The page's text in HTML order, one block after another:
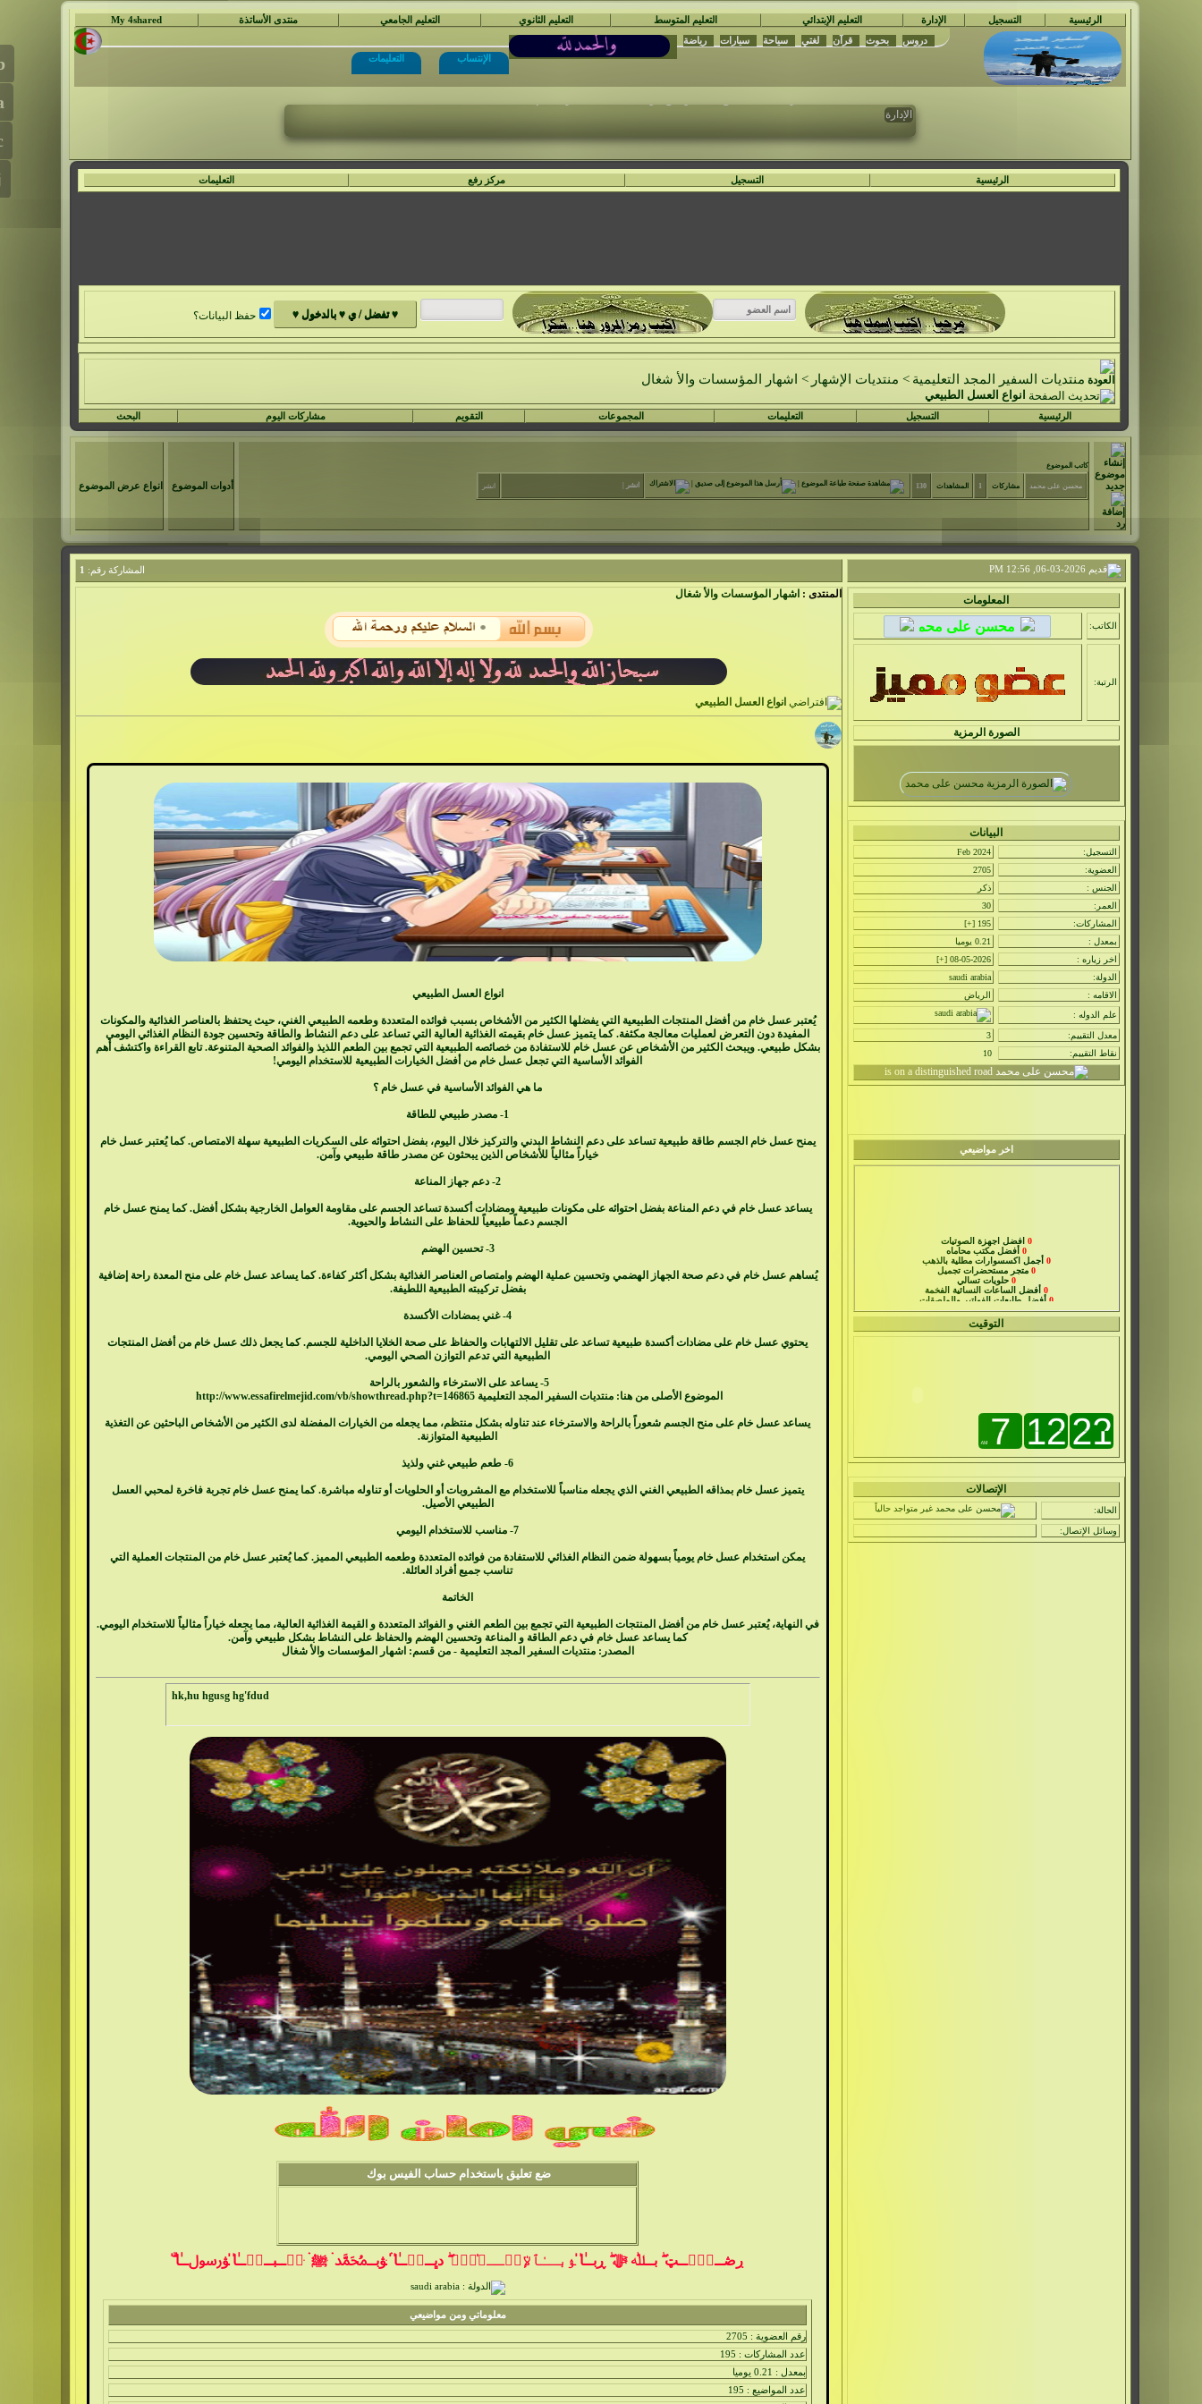
الرئيسية التسجيل الإدارة التعليم الإبتدائي التعليم المتوسط التعليم الثانوي التعليم الجامعي منتدى الأساتذة My 4shared
دروس بحوث قرآن لغتي سياحة سيارات
رياضة
الإنتساب
التعليمات
الإدارة
مُنْتَدَيَات السَّفِير الْمُجِدّ التَّعْلِيمِيَّة
المراقبة العامة..يمنع كتابة مواضيع حول ما يسمى بتفسير الأحلام
الرئيسية التسجيل مركز رفع التعليمات
حفظ البيانات؟
منتديات السفير المجد التعليمية > منتديات الإشهار > اشهار المؤسسات والأ شغال
انواع العسل الطبيعي
الرئيسية التسجيل التعليمات المجموعات التقويم مشاركات اليوم البحث
كاتب الموضوع
محسن على محمد مشاركات 1 المشاهدات 130
| انشر انشر أدوات الموضوع انواع عرض الموضوع
المشاركة رقم: 1
المعلومات
الكاتب:
الرتبة:
الصورة الرمزية
البيانات
التسجيل:
Feb 2024
العضوية:
2705
الجنس :
ذكر
العمر:
30
المشاركات:
195 [
+
]
بمعدل :
0.21 يوميا
اخر زياره :
08-05-2026 [
+
]
الدولة:
saudi arabia
الاقامه :
الرياض
علم الدوله :
معدل التقييم:
3
نقاط التقييم:
10
اخر مواضيعي
أجمل اكسسوارات مطلية بالذهب
متجر مستحضرات تجميل
0 حلويات تسالي
أفضل الساعات النسائية الفخمة
أفضل طابعات الفواتير والملصقات
0 صيانة الابواب الاوتوماتيكية
0 خدمات السيارات
التوقيت
الإتصالات
الحالة:
وسائل الإتصال:
المنتدى : اشهار المؤسسات والأ شغال
انواع العسل الطبيعي
انواع العسل الطبيعي
يُعتبر عسل خام من أفضل المنتجات الطبيعية التي يفضلها الكثير من الأشخاص بسبب فوائده المتعددة وطعمهالطبيعيالغني، حيث يحتفظ بالعناصر الغذائية والمكونات
المفيدة دون التعرض لعمليات معالجة مكثفة. كما يتميز عسل خام بقيمته الغذائية العالية التي تساعد على دعم النشاط والطاقة وتحسين جودة النظام الغذائي اليومي
بشكل طبيعي. ويبحث الكثير من الأشخاص عن عسل خام للاستفادة من خصائصه الطبيعية التي تجمع بين الطعم اللذيذ والفوائد الصحية المتنوعة. تابع القراءة واكتشف أهم
الفوائد الأساسية التي تجعل عسل خام من أفضل الخيارات الطبيعية للاستخدام اليومي!
ما هي الفوائد الأساسية في عسل خام ؟
1- مصدر طبيعي للطاقة
يمنح عسل خام الجسم طاقة طبيعية تساعد على دعم النشاط البدني والتركيز خلال اليوم، بفضل احتوائه على السكريات الطبيعية سهلة الامتصاص. كما يُعتبر عسل خام
خياراً مثالياً للأشخاص الذين يبحثون عن مصدر طاقة طبيعي وآمن.
2- دعم جهاز المناعة
يساعد عسل خام في دعم المناعة بفضل احتوائه على مكونات طبيعية ومضادات أكسدة تساعد الجسم على مقاومة العوامل الخارجية بشكل أفضل. كما يمنحعسل خام
الجسم دعماً طبيعياً للحفاظ على النشاط والحيوية.
3- تحسين الهضم
يُساهم عسل خام في دعم صحة الجهاز الهضمي وتحسين عملية الهضم وامتصاص العناصر الغذائية بشكل أكثر كفاءة. كما يساعد عسل خام على منح المعدة راحة إضافية
بفضل تركيبته الطبيعية اللطيفة.
4- غني بمضادات الأكسدة
يحتوي عسل خام على مضادات أكسدة طبيعية تساعد على تقليل الالتهابات والحفاظ على صحة الخلايا الداخلية للجسم. كما يجعل ذلك عسل خام من أفضل المنتجات
الطبيعية التي تدعم التوازن الصحي اليومي.
5- يساعد على الاسترخاء والشعور بالراحة
الموضوع الأصلى من هنا: منتديات السفير المجد التعليميةhttp://www.essafirelmejid.com/vb/showthread.php?t=146865
يساعد عسل خام على منح الجسم شعوراً بالراحة والاسترخاء عند تناوله بشكل منتظم، مما يجعله من الخيارات المفضلة لدى الكثير من الأشخاص الباحثين عن التغذية
الطبيعية المتوازنة.
6- طعم طبيعي غني ولذيذ
يتميز عسل خام بمذاقهالطبيعيالغني الذي يجعله مناسباً للاستخدام مع المشروبات أو الحلويات أو تناوله مباشرة. كما يمنح عسل خام تجربة فاخرة لمحبيالعسل
الطبيعيالأصيل.
7- مناسب للاستخدام اليومي
يمكن استخدام عسل خام يومياً بسهولة ضمن النظام الغذائي للاستفادة من فوائده المتعددة وطعمه الطبيعي المميز. كما يُعتبر عسل خام من المنتجات العملية التي
تناسب جميع أفراد العائلة.
الخاتمة
في النهاية، يُعتبر عسل خام من أفضل المنتجات الطبيعية التي تجمع بين الطعم الغني و الفوائد المتعددة و القيمة الغذائية العالية، مما يجعله خياراً مثالياً للاستخدام اليومي.
كما يساعد عسل خام في دعم الطاقة و المناعة وتحسين الهضم والحفاظ على النشاط بشكل طبيعي وآمن.
المصدر:منتديات السفير المجد التعليمية - من قسم:اشهار المؤسسات والأ شغال
hk,hu hgusg hg'fdud
ضع تعليق باستخدام حساب الفيس بوك
ڔڞــﯧْۧــټ ۖ بــﷲ ﷻ ۖ ڕبــٰ̍ا̍ ﯣبــٰٱ̍ﻹڛۣــﻼ̍ۙمۭ ۖ دڀــڼۨــٰ̍ا̍ ۛ ּﯟبــﷴ ۛ ּﷺ ۛ ּنۨــبــٻۧــٰ̍ا̍ ﯟﷶــٰ̍ا̍ ۗ
معلوماتي ومن مواضيعي
رقم العضوية : 2705
عدد المشاركات : 195
بمعدل : 0.21 يوميا
عدد المواضيع : 195